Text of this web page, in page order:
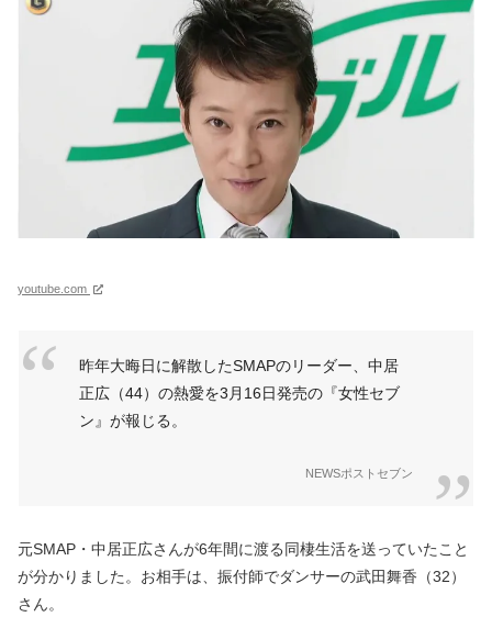
youtube.com
昨年大晦日に解散したSMAPのリーダー、中居
正広（44）の熱愛を3月16日発売の『女性セブ
ン』が報じる。
NEWSポストセブン
元SMAP・中居正広さんが6年間に渡る同棲生活を送っていたこと
が分かりました。お相手は、振付師でダンサーの武田舞香（32）
さん。